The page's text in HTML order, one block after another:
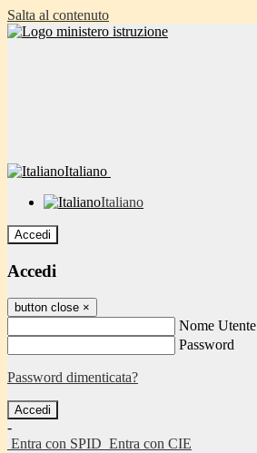
Salta al contenuto
Italiano
Italiano
Accedi
Accedi
button close ×
Nome Utente
Password
Password dimenticata?
-
Entra con SPID Entra con CIE